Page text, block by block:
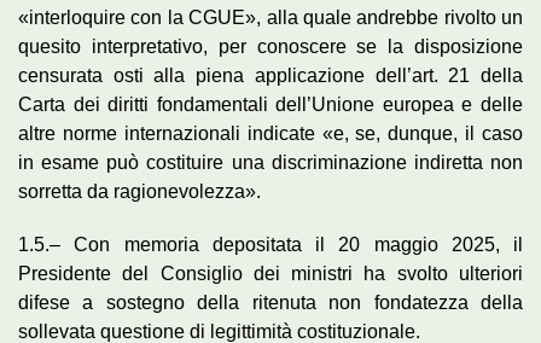
«interloquire con la CGUE», alla quale andrebbe rivolto un
quesito interpretativo, per conoscere se la disposizione
censurata osti alla piena applicazione dell’art. 21 della
Carta dei diritti fondamentali dell’Unione europea e delle
altre norme internazionali indicate «e, se, dunque, il caso
in esame può costituire una discriminazione indiretta non
sorretta da ragionevolezza».
1.5.– Con memoria depositata il 20 maggio 2025, il
Presidente del Consiglio dei ministri ha svolto ulteriori
difese a sostegno della ritenuta non fondatezza della
sollevata questione di legittimità costituzionale.